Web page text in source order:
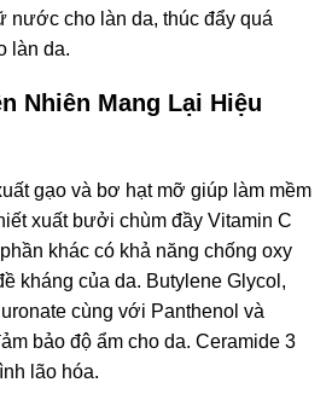
nước cho làn da, thúc đẩy quá
làn da.
Nhiên Mang Lại Hiệu
gạo và bơ hạt mỡ giúp làm mềm
xuất bưởi chùm đầy Vitamin C
khác có khả năng chống oxy
kháng của da. Butylene Glycol,
cùng với Panthenol và
bảo độ ẩm cho da. Ceramide 3
lão hóa.